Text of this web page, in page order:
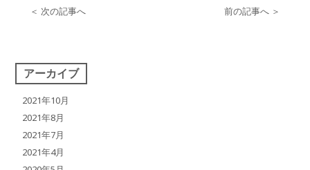
＜ 次の記事へ 前の記事へ ＞
アーカイブ
2021年10月
2021年8月
2021年7月
2021年4月